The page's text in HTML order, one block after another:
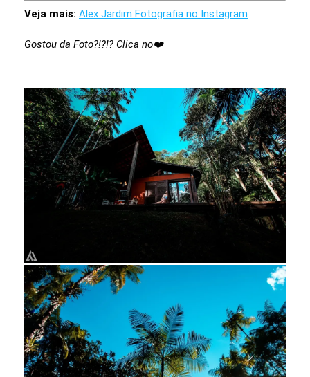
Veja mais: Alex Jardim Fotografia no Instagram
Gostou da Foto?!?!? Clica no❤️